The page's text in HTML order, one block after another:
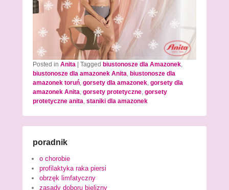
Posted in Anita | Tagged biustonosze dla Amazonek
biustonosze dla amazonek Anita biustonosze dla
amazonek toruń gorsety dla amazonek gorsety dla
amazonek Anita gorsety protetyczne gorsety
protetyczne anita staniki dla amazonek
poradnik
o chorobie
profilaktyka raka piersi
obrzęk limfatyczny
zasady doboru bielizny